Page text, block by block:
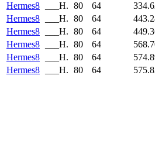
Hermes8 ___H. 80 64
Hermes8
___H. 80 64
Hermes8
___H. 80 64
Hermes8
___H. 80 64
Hermes8
___H. 80 64
Hermes8
___H. 80 64